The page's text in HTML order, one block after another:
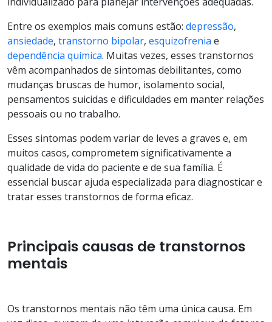
Entre os exemplos mais comuns estão: depressão,
ansiedade, transtorno bipolar, esquizofrenia e
dependência química. Muitas vezes, esses transtornos
vêm acompanhados de sintomas debilitantes, como
mudanças bruscas de humor, isolamento social,
pensamentos suicidas e dificuldades em manter relações
pessoais ou no trabalho.
Esses sintomas podem variar de leves a graves e, em
muitos casos, comprometem significativamente a
qualidade de vida do paciente e de sua família. É
essencial buscar ajuda especializada para diagnosticar e
tratar esses transtornos de forma eficaz.
Principais causas de transtornos
mentais
Os transtornos mentais não têm uma única causa. Em